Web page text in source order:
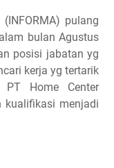
pulang
bulan Agustus
posisi jabatan yg
kerja yg tertarik
Home Center
kualifikasi menjadi